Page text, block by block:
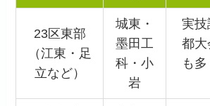
23区東部
（江東・足
立など）
城東・
墨田工
科・小
岩
実技
都大
も